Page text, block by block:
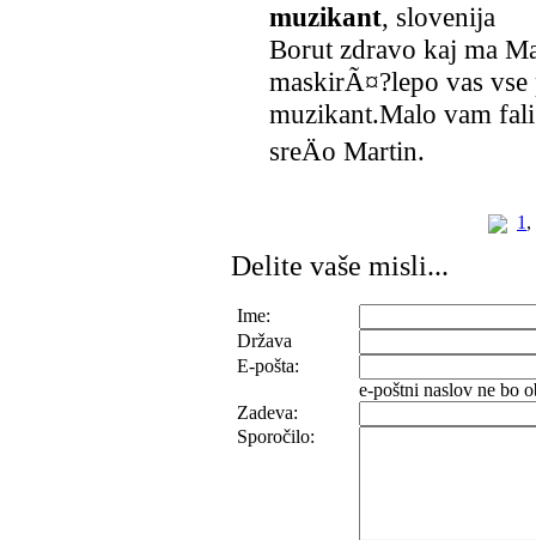
muzikant, slovenija
Borut zdravo kaj ma
maskirÃ¤?lepo vas
muzikant.Malo vam
sreÄo Martin.
1 ,
Delite vaše misli...
Ime:
Država
E-pošta:
e-poštni naslov ne bo
Zadeva:
Sporočilo: